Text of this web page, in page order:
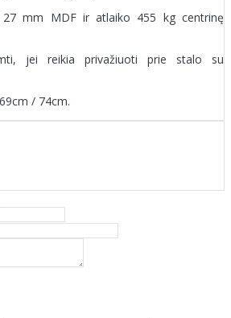
27 mm MDF ir atlaiko 455 kg centrinę
jei reikia privažiuoti prie stalo su
/ 74cm.